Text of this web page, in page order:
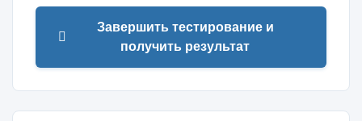
Завершить тестирование и
получить результат